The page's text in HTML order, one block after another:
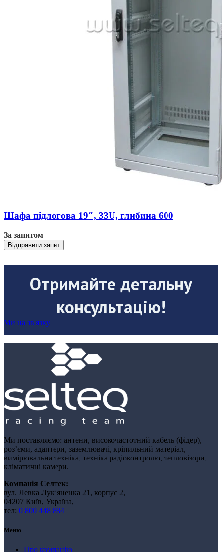
Шафа підлогова 19″, 33U, глибина 600
За запитом
Відправити запит
Отримайте детальну
консультацію!
Ми на зв'язку
Ми поставляємо: антени, високочастотний кабель (фідер),
роз’єми, адаптери, заземлювачі, кріпильний матеріал,
вимірювальна техніка, техніка радіоконтролю, тепловізори,
кліматичні камери.
Компанія Селтек:
вул. Левка Лукʼяненка 21, корпус 2,
04207 Київ, Україна,
тел: 0 800 448 884
Меню
Про компанію